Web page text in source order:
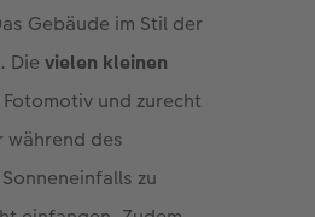
Gebäude im Stil der
und zurecht
des
zu